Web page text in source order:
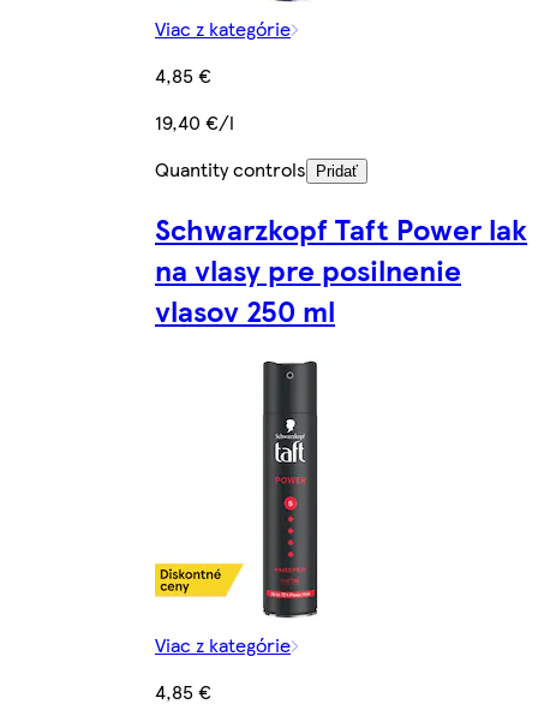
Viac z kategórie
4,85 €
19,40 €/l
Quantity controls
Pridať
Schwarzkopf Taft Power lak
na vlasy pre posilnenie
vlasov 250 ml
Viac z kategórie
4,85 €